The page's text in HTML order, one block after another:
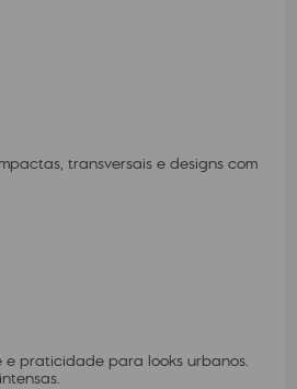
transversais e designs com
e praticidade para looks urbanos.